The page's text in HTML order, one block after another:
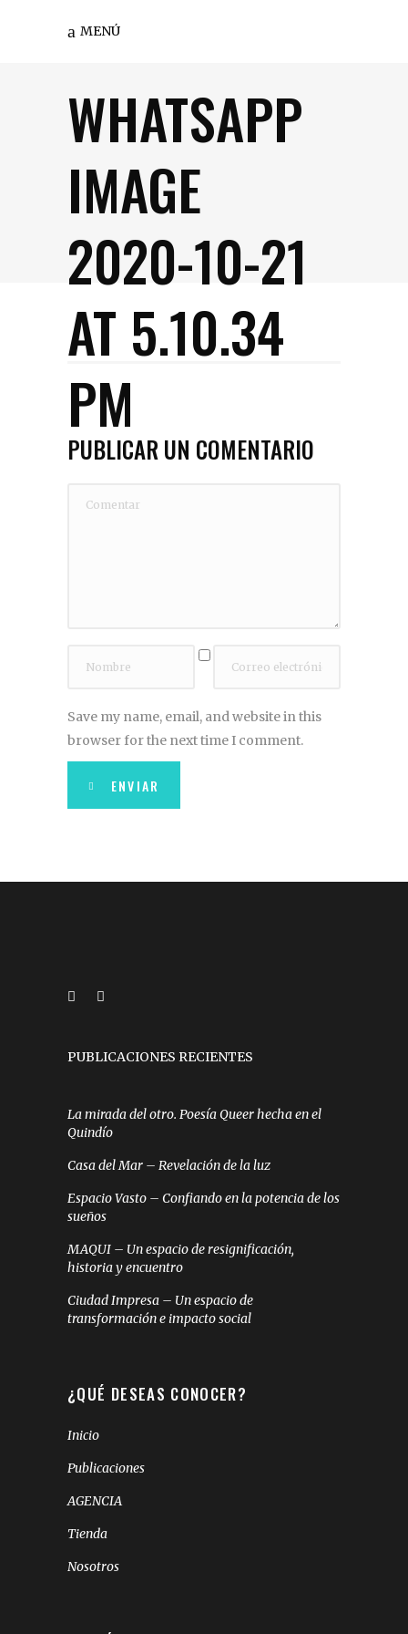
MENÚ
WHATSAPP
IMAGE
2020-10-21
AT 5.10.34
PM
PUBLICAR UN COMENTARIO
Save my name, email, and website in this
browser for the next time I comment.
ENVIAR
PUBLICACIONES RECIENTES
La mirada del otro. Poesía Queer hecha en el
Quindío
Casa del Mar – Revelación de la luz
Espacio Vasto – Confiando en la potencia de los
sueños
MAQUI – Un espacio de resignificación,
historia y encuentro
Ciudad Impresa – Un espacio de
transformación e impacto social
¿QUÉ DESEAS CONOCER?
Inicio
Publicaciones
AGENCIA
Tienda
Nosotros